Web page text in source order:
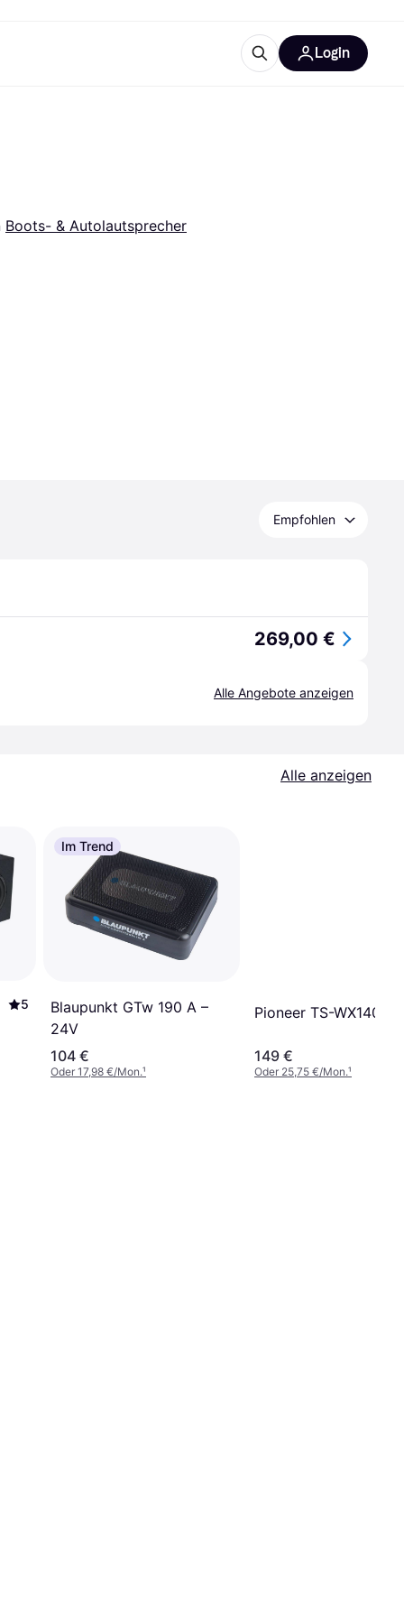
Login
Boots- & Autolautsprecher
Empfohlen
269,00 €
Alle Angebote anzeigen
Alle anzeigen
5
Im Trend
Blaupunkt GTw 190 A –
24V
104 €
Oder 17,98 €/Mon.¹
Pioneer TS-WX140DA
149 €
Oder 25,75 €/Mon.¹